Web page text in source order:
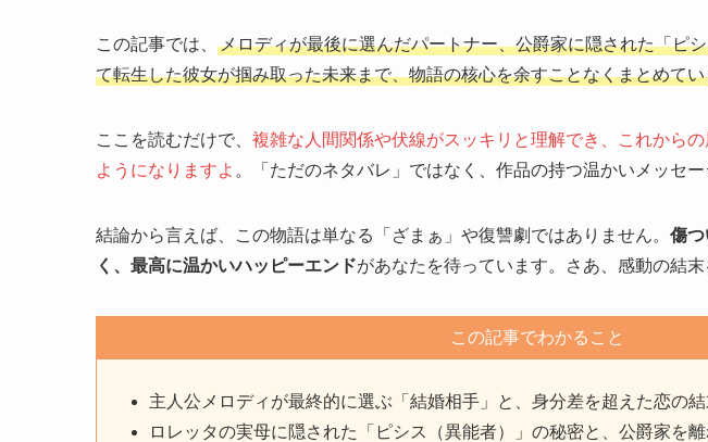
この記事では、
メロディが最後に選んだパートナー、公爵家に隠された「ピ
て転生した彼女が掴み取った未来まで、物語の核心を余すことなくまとめて
ここを読むだけで、 複雑な人間関係や伏線がスッキリと理解でき、これから
ようになりますよ 。「ただのネタバレ」ではなく、作品の持つ温かいメッセ
結論から言えば、この物語は単なる「ざまぁ」や復讐劇ではありません。 傷
く、最高に温かいハッピーエンドがあなたを待っています。さあ、感動の結末
この記事でわかること
主人公メロディが最終的に選ぶ「結婚相手」と、身分差を超えた恋の結
ロレッタの実母に隠された「ピシス（異能者）」の秘密と、公爵家を